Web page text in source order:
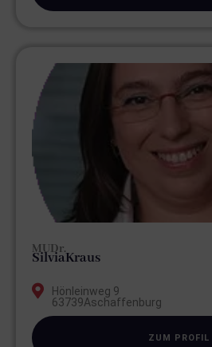
MUDr.
SilviaKraus
Hönleinweg 9
63739Aschaffenburg
ZUM PROFIL